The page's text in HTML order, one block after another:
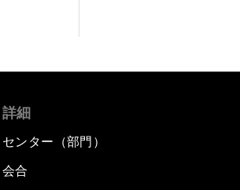
詳細
センター（部門）
会合